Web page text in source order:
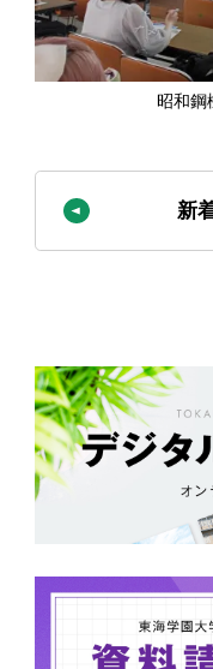
昭和鋼
新